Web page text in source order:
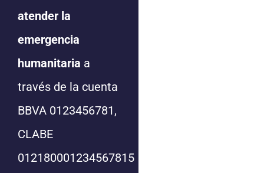
atender la
emergencia
humanitaria a
través de la cuenta
BBVA 0123456781,
CLABE
012180001234567815